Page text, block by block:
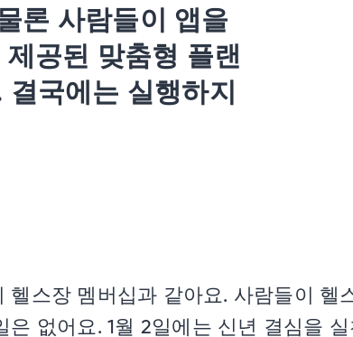
론 사람들이 앱을
공된 맞춤형 플랜
국에는 실행하지
헬스장 멤버십과 같아요. 사람들이 헬
은 없어요. 1월 2일에는 신년 결심을